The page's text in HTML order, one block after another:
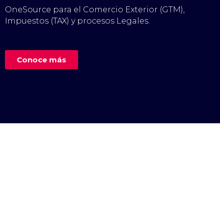
OneSource para el Comercio Exterior (GTM),
Impuestos (TAX) y procesos Legales.
Conoce más